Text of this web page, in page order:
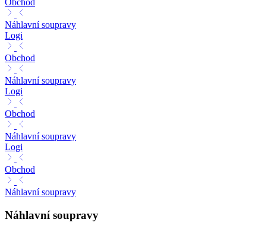
Obchod
Náhlavní soupravy
Logi
Obchod
Náhlavní soupravy
Logi
Obchod
Náhlavní soupravy
Logi
Obchod
Náhlavní soupravy
Náhlavní soupravy